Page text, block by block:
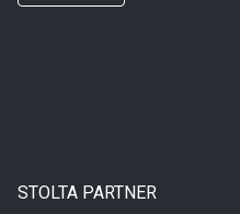
STOLTA PARTNER